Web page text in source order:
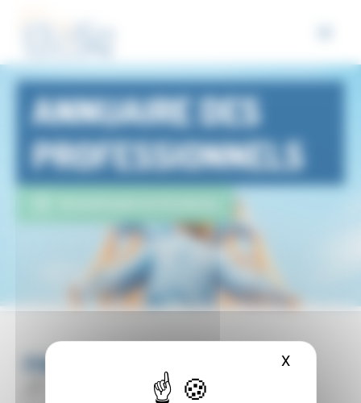
ANNUAIRE DES
PROFESSIONNELS
FINAY
Entreprise de travaux
XMasquer